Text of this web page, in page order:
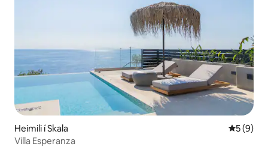
Heimili í Skala 5 af 5 í
5 (9)
Villa Esperanza